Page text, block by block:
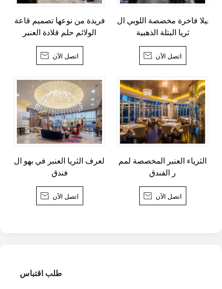
فريدة من نوعها تصميم قاعة
الولائم حلم قلادة العنبر
 اتصل الآن
فيلا فاخرة مخصصة اللوبي ال
ثريا البتلة الذهبية
 اتصل الآن
العرف الثريا العنبر في بهو ال
فندق
 اتصل الآن
الثرياء العنبر المخصصة لمم
ر الفندق
 اتصل الآن
طلب اقتباس